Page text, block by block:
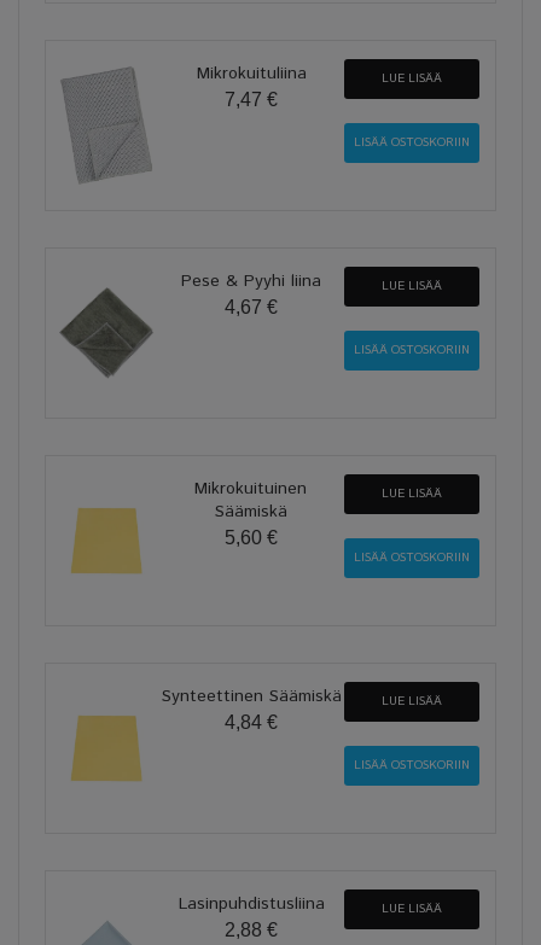
Mikrokuituliina
7,47 €
LUE LISÄÄ
Pese & Pyyhi liina
4,67 €
LUE LISÄÄ
Mikrokuituinen
Säämiskä
5,60 €
LUE LISÄÄ
Synteettinen Säämiskä
4,84 €
LUE LISÄÄ
Lasinpuhdistusliina
2,88 €
LUE LISÄÄ